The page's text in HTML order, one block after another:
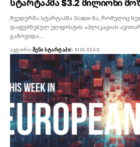
სტარტაპმა $3.2 მილიონი
შვედურმა სტარტაპმა Scape-მა, რომელიც
დაფუძნებულ ელფოსტის აპლიკაციას
გამოვიდა…
ᲐᲕᲢᲝᲠᲘ:ᲨᲔᲜᲘ ᲡᲢᲐᲠᲢᲐᲞᲘ6 MIN READ